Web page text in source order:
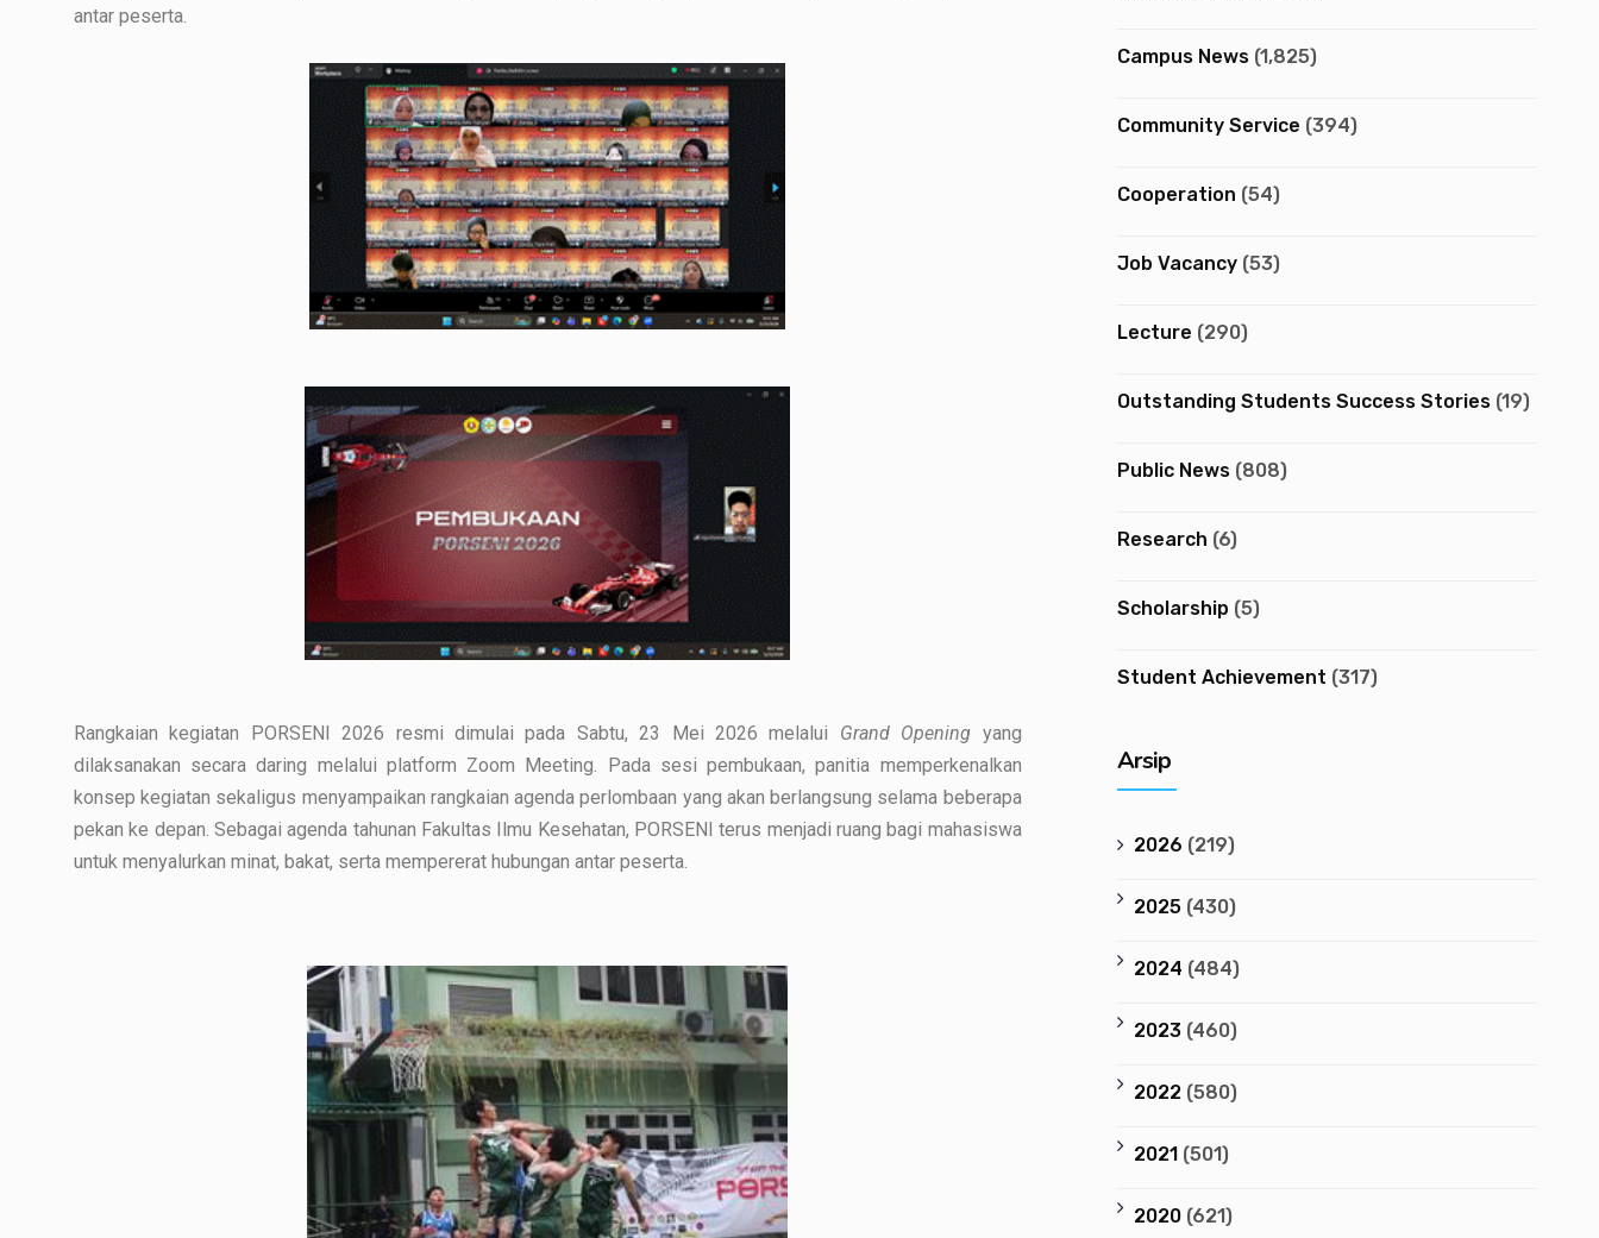
antar peserta.
Rangkaian kegiatan PORSENI 2026 resmi dimulai pada Sabtu, 23 Mei 2026 melalui Grand Opening yang
dilaksanakan secara daring melalui platform Zoom Meeting. Pada sesi pembukaan, panitia memperkenalkan
konsep kegiatan sekaligus menyampaikan rangkaian agenda perlombaan yang akan berlangsung selama beberapa
pekan ke depan. Sebagai agenda tahunan Fakultas Ilmu Kesehatan, PORSENI terus menjadi ruang bagi mahasiswa
untuk menyalurkan minat, bakat, serta mempererat hubungan antar peserta.
Campus News(1,825)
Community Service (394)
Cooperation (54)
Job Vacancy(53)
Lecture (290)
Outstanding Students Success Stories(19)
Public News(808)
Research (6)
Scholarship (5)
Student Achievement (317)
Arsip
2026 (219)
2025(430)
2024 (484)
2023(460)
2022(580)
2021(501)
2020(621)